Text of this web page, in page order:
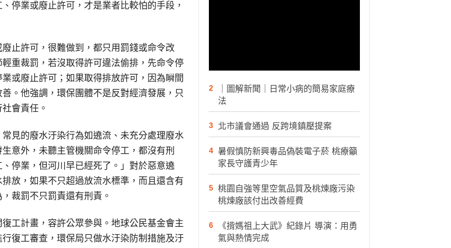
停業或廢止許可，才是業者比較怕的手段，
止許可，很難做到，都只用罰錢或命令改
重裁罰，若沒取得許可違法偷排，先命令停
或廢止許可；如果取得排放許可，因為瞬間
。他強調，環保團體不是反對經濟發展，只
會責任。
見的廢水汙染行為如遶流、未充分處理廢水
意外，未聽主管機關命令停工，都沒有刑
停業，但河川早已經死了。」對於惡意遶
放，如果不只超過放流水標準，而且還含有
裁罰不只罰責還有刑責。
工計畫，容許公眾參與。地球公民基金會主
復工審查，環保局只做水汙染防制措施及汙
2
｜圖解新聞｜日常小病的簡易家庭療
法
3 北市議會通過 反跨境鎮壓提案
4
暑假慎防新興毒品偽裝電子菸 桃療籲
家長守護青少年
5
桃園自強等里空氣品質及桃煉廠污染
桃煉廠該付出改善經費
6
《揹媽祖上大武》紀錄片 導演：用勇
氣與熱情完成